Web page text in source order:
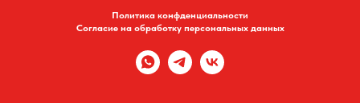
Политика конфденциальности
Согласие на обработку персональных данных